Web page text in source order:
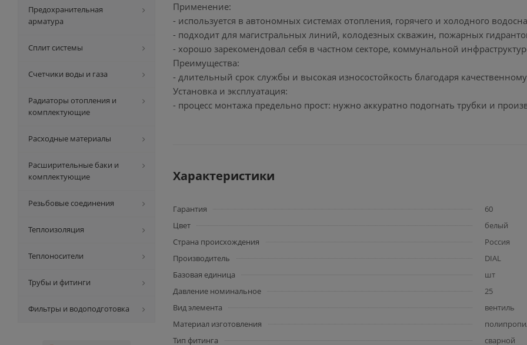
Применение:
- используется в автономных системах отопления, горячего и холодного
- подходит для магистральных линий, колодезных скважин, пожарных
- хорошо зарекомендовал себя в частном секторе, коммунальной
Преимущества:
- длительный срок службы и высокая износостойкость благодаря
Установка и эксплуатация:
- процесс монтажа предельно прост: нужно аккуратно подогнать трубки и
Характеристики
Гарантия
60
Цвет
белый
Страна происхождения
Россия
Производитель
DIAL
Базовая единица
шт
Давление номинальное
25
Вид элемента
вентиль
Материал изготовления
Тип фитинга
сварной
Предохранительная
арматура
Сплит системы
Счетчики воды и газа
Радиаторы отопления и
комплектующие
Расходные материалы
Расширительные баки и
комплектующие
Резьбовые соединения
Теплоизоляция
Теплоносители
Трубы и фитинги
Фильтры и водоподготовка